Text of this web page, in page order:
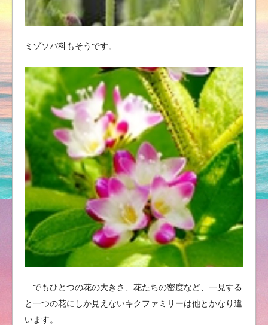
ミゾソバ科もそうです。
でもひとつの花の大きさ、花たちの密度など、一見する
と一つの花にしか見えないキクファミリーは他とかなり違
います。